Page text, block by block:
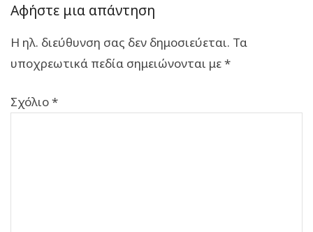
Αφήστε μια απάντηση
Η ηλ. διεύθυνση σας δεν δημοσιεύεται. Τα
υποχρεωτικά πεδία σημειώνονται με*
Σχόλιο*